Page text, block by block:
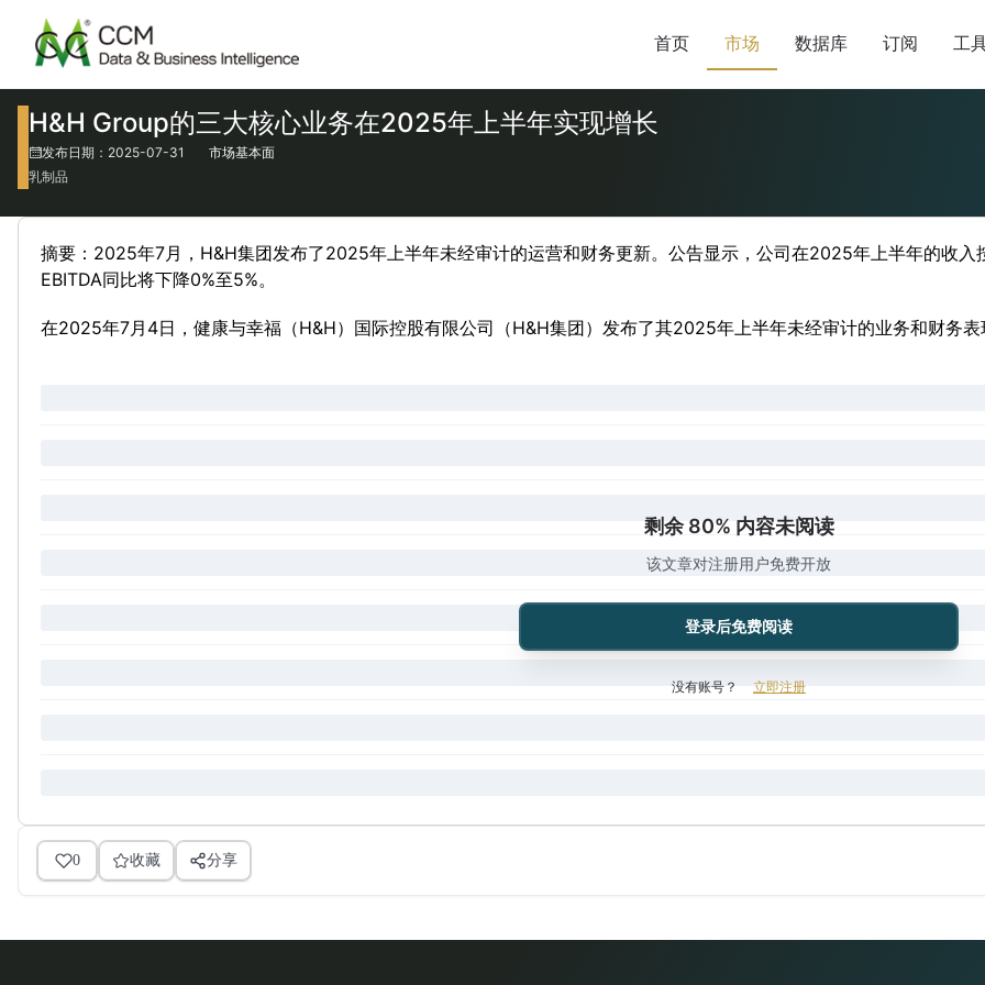
首页 市场 数据库 订阅 工
H&H Group的三大核心业务在2025年上半年实现增长
发布日期：2025-07-31
市场基本面
乳制品
摘要：2025年7月，H&H集团发布了2025年上半年未经审计的运营和财务更新。公告显示，公司在2025年上半年的收
EBITDA同比将下降0%至5%。
在2025年7月4日，健康与幸福（H&H）国际控股有限公司（H&H集团）发布了其2025年上半年未经审计的业务和财务
剩余 80% 内容未阅读
该文章对注册用户免费开放
登录后免费阅读
没有账号？ 立即注册
0 收藏 分享